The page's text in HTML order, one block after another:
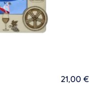
21,00 €